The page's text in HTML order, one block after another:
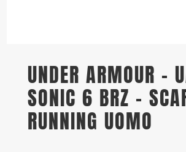
UNDER ARMOUR –
SONIC 6 BRZ –
RUNNING UOMO